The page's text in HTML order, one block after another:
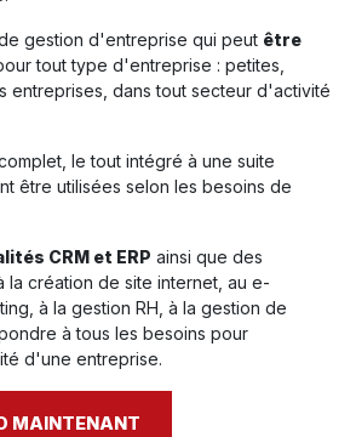
gestion d'entreprise qui peut être
tout type d'entreprise : petites,
entreprises, dans tout secteur d'activité
le tout intégré à une suite
être utilisées selon les besoins de
CRM et ERP ainsi que des
la création de site internet, au e-
à la gestion RH, à la gestion de
à tous les besoins pour
d'une entreprise.
MAINTENANT